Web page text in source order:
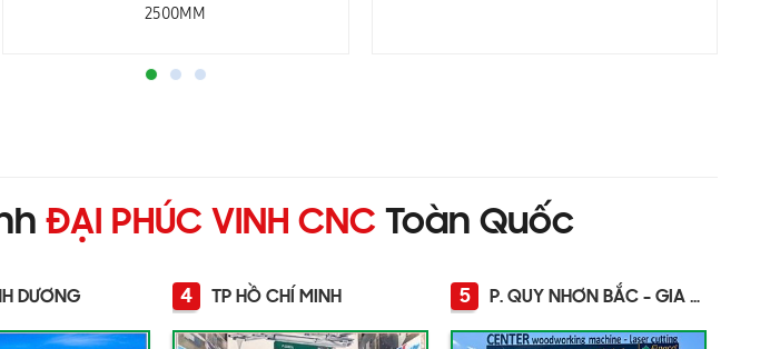
2500MM
ĐẠI PHÚC VINH CNC Toàn Quốc
DƯƠNG 4 TP HỒ CHÍ MINH 5 P. QUY NHƠN BẮC - GIA LAI